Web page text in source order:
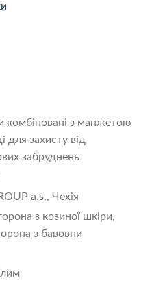
комбіновані з манжетою
для захисту від
забруднень
a.s., Чехія
з козиної шкіри,
з бавовни